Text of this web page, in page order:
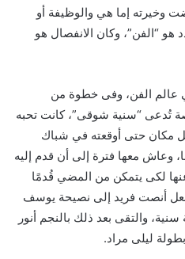
وخيرته إما هي والوظيفة أو
هو “الفن”، وكان الانفصال هو
الفن، وفى خطوة من
تُدعى “سنية شوقى”، كانت تحبه
مكان حتى أوقعته في شباك
وعاش معها فترة إلى أن قدم إليه
لكى يتمكن من المضي قُدمًا
أنصت فريد إلى نصيحة يوسف
والتقى بعد ذلك بالنجم أنور
ليلى مراد.